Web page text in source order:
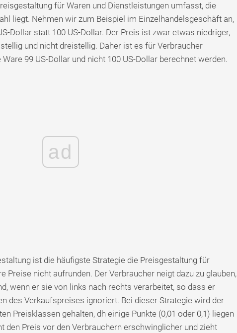
für Waren und Dienstleistungen umfasst, die
liegt. Nehmen wir zum Beispiel im Einzelhandelsgeschäft an,
Dollar statt 100 US-Dollar. Der Preis ist zwar etwas niedriger,
und nicht dreistellig. Daher ist es für Verbraucher
99 US-Dollar und nicht 100 US-Dollar berechnet werden.
ad
ist die häufigste Strategie die Preisgestaltung für
Preise nicht aufrunden. Der Verbraucher neigt dazu zu glauben,
wenn er sie von links nach rechts verarbeitet, so dass er
des Verkaufspreises ignoriert. Bei dieser Strategie wird der
Preisklassen gehalten, dh einige Punkte (0,01 oder 0,1) liegen
den Preis vor den Verbrauchern erschwinglicher und zieht